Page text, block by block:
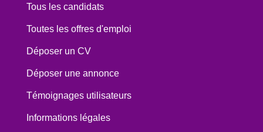
Tous les candidats
Toutes les offres d'emploi
Déposer un CV
Déposer une annonce
Témoignages utilisateurs
Informations légales